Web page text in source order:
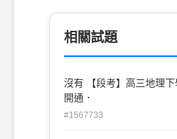
相關試題
沒有 【段考】高三地理
開通．
#1567733